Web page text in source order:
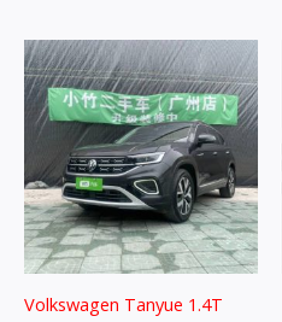
Volkswagen Tanyue 1.4T